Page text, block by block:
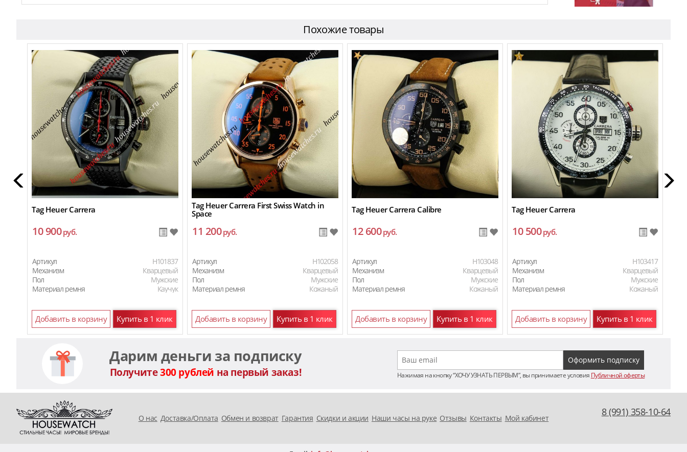
Похожие товары
Tag Heuer Carrera
10 900руб.
Артикул
H101837
Механизм
Кварцевый
Пол
Мужские
Материал ремня
Каучук
Добавить в корзину Купить в 1 клик
Tag Heuer Carrera First Swiss Watch in
Space
11 200руб.
Артикул
H102058
Механизм
Кварцевый
Пол
Мужские
Материал ремня
Кожаный
Добавить в корзину Купить в 1 клик
Tag Heuer Carrera Calibre
12 600руб.
Артикул
H103048
Механизм
Кварцевый
Пол
Мужские
Материал ремня
Кожаный
Добавить в корзину Купить в 1 клик
Tag Heuer Carrera
10 500руб.
Артикул
H103417
Механизм
Кварцевый
Пол
Мужские
Материал ремня
Кожаный
Добавить в корзину Купить в 1 клик
Дарим деньги за подписку
Получите300 рублей на первый заказ! Нажимая на кнопку “ХОЧУ УЗНАТЬ ПЕРВЫМ”, вы принимаете условия Публичной оферты
O нас Доставка/Оплата Обмен и возврат Гарантия Скидки и акции Наши часы на руке Отзывы Контакты Мой кабинет
8 (991) 358-10-64